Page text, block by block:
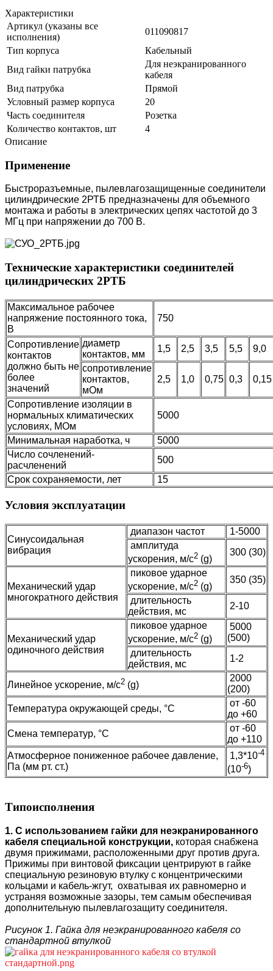
Характеристики
Артикул (указаны все
исполнения)
011090817
Тип корпуса
Кабельный
Вид гайки патрубка
Для неэкранированного
кабеля
Вид патрубка
Прямой
Условный размер корпуса
20
Часть соединителя
Розетка
Количество контактов, шт
4
Описание
Применение
Быстроразъемные, пылевлагозащищенные соединители
цилиндрические 2РТБ предназначены для объемного
монтажа и работы в электрических цепях частотой до 3
МГц при напряжении до 700 В.
Технические характеристики соединителей
цилиндрических 2РТБ
Максимальное рабочее
напряжение постоянного тока,
В
750
Сопротивление
контактов
должно быть не
более
значений
диаметр
контактов, мм
1,5 2,5 3,5 5,5
9,0
сопротивление
контактов,
мОм
2,5 1,0 0,75 0,3
Сопротивление изоляции в
нормальных климатических
условиях, МОм
5000
Минимальная наработка, ч
5000
Число сочленений-
расчленений
500
Срок сохраняемости, лет
15
Условия эксплуатации
Синусоидальная
вибрация
диапазон частот
1-5000
амплитуда
ускорения, м/с2 (g)
300 (30)
Механический удар
многократного действия
пиковое ударное
ускорение, м/с2 (g)
350 (35)
длительность
действия, мс
2-10
Механический удар
одиночного действия
пиковое ударное
ускорение, м/с2 (g)
5000
(500)
длительность
действия, мс
1-2
Линейное ускорение, м/с2 (g)
2000
(200)
Температура окружающей среды, °C
от -60
до +60
Смена температур, °C
от -60
до +110
Атмосферное пониженное рабочее давление,
Па (мм рт. ст.)
1,3*10-4
(10-6)
Типоисполнения
1. С использованием гайки для неэкранированного
кабеля специальной конструкции, которая снабжена
двумя прижимами, расположенными друг против друга.
Прижимы при винтовой фиксации центрируют в гайке
специальную резиновую втулку с концентрическими
кольцами и кабель-жгут, охватывая их равномерно и
устраняя возможные зазоры, тем самым обеспечивая
дополнительную пылевлагозащиту соединителя.
Рисунок 1. Гайка для неэкранированного кабеля со
стандартной втулкой